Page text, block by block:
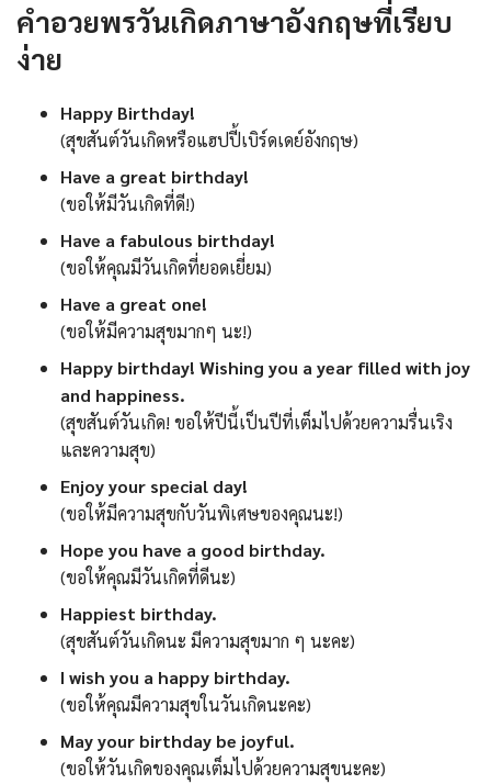
คำอวยพรวันเกิดภาษาอังกฤษที่เรียบ
ง่าย
Happy Birthday!
(สุขสันต์วันเกิดหรือแฮปปี้เบิร์ดเดย์อังกฤษ)
Have a great birthday!
(ขอให้มีวันเกิดที่ดี!)
Have a fabulous birthday!
(ขอให้คุณมีวันเกิดที่ยอดเยี่ยม)
Have a great one!
(ขอให้มีความสุขมากๆ นะ!)
Happy birthday! Wishing you a year filled with joy
and happiness.
(สุขสันต์วันเกิด! ขอให้ปีนี้เป็นปีที่เต็มไปด้วยความรื่นเริง
และความสุข)
Enjoy your special day!
(ขอให้มีความสุขกับวันพิเศษของคุณนะ!)
Hope you have a good birthday.
(ขอให้คุณมีวันเกิดที่ดีนะ)
Happiest birthday.
(สุขสันต์วันเกิดนะ มีความสุขมาก ๆ นะคะ)
I wish you a happy birthday.
(ขอให้คุณมีความสุขในวันเกิดนะคะ)
May your birthday be joyful.
(ขอให้วันเกิดของคุณเต็มไปด้วยความสุขนะคะ)